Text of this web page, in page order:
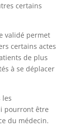
certains
validé permet
certains actes
de plus
à se déplacer
les
pourront être
du médecin.